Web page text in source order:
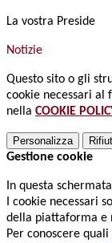
La vostra Preside
Notizie
Questo sito o gli
cookie necessari
nella COOKIE
Personalizza
Gestione cookie
In questa
I cookie necessari
della piattaforma e
Per conoscere